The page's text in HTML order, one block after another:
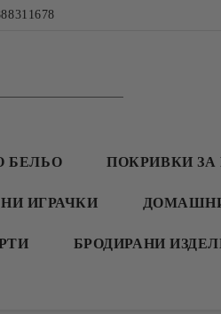
БЕЛЬО ПОКРИВКИ ЗА
ИГРАЧКИ
БРОДИРАНИ